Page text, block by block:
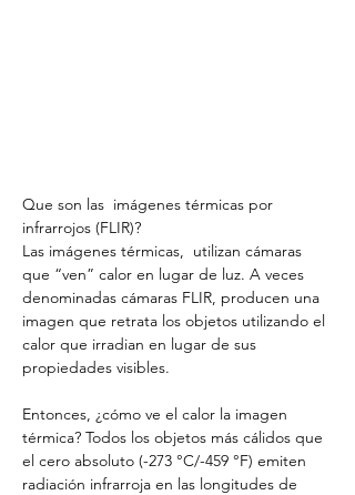
Que son las  imágenes térmicas por
infrarrojos (FLIR)?
Las imágenes térmicas,  utilizan cámaras
que “ven” calor en lugar de luz. A veces
denominadas cámaras FLIR, producen una
imagen que retrata los objetos utilizando el
calor que irradian en lugar de sus
propiedades visibles.
Entonces, ¿cómo ve el calor la imagen
térmica? Todos los objetos más cálidos que
el cero absoluto (-273 °C/-459 °F) emiten
radiación infrarroja en las longitudes de